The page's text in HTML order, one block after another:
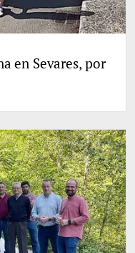
en Sevares, por